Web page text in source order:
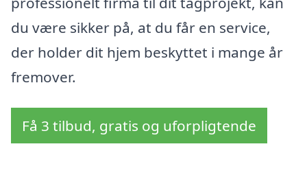
du være sikker på, at du får en service,
der holder dit hjem beskyttet i mange år
fremover.
Få 3 tilbud, gratis og uforpligtende